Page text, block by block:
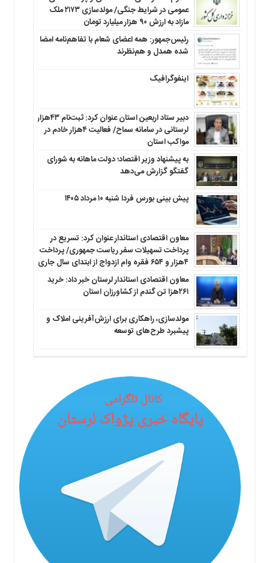
عمومی در شرایط جنگی/ مولدسازی ۲۱۷۳ ملک
مازاد به ارزش ۹۰ هزار میلیارد تومان
رئیس‌جمهور: همه اعضای شعام با تفاهم‌نامه امضا
شده همدل و هم‌نظرند
اینفوگرافیک
دبیر ستاد اربعین استان عنوان کرد: ثبت‌نام ۴۳هزار
لرستانی در سامانه سماح/ فعالیت ۴هزار خادم در
مواکب استان
به پیشنهاد وزیر اقتصاد؛ دولت ماهانه به شورای
گفتگو گزارش می‌دهد
پیش بینی بورس فردا شنبه ۱۰ مرداد ۱۴۰۵
معاون اقتصادی استاندار عنوان کرد: تسریع در
پرداخت تسهیلات سفر ریاست جمهوری/ پرداخت
۴هزار و ۶۵۴ فقره وام ازدواج از ابتدای سال جاری
معاون اقتصادی استاندار لرستان خبر داد: خرید
۲۶۱هزا تن گندم از کشاورزان استان
مولدسازی، راهکاری برای ارزش‌آفرینی املاک و
پیشبرد طرح‌های توسعه